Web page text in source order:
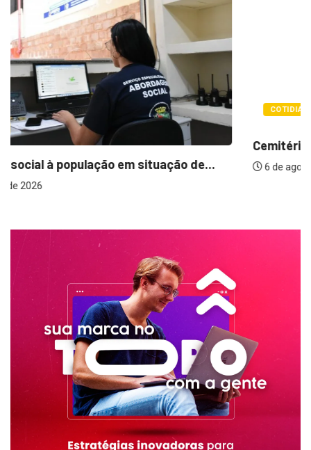
COTIDIANO
Cemitérios terão horário especial e missas no...
6 de agosto de 2026